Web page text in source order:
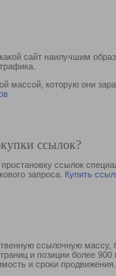
сайт наилучшим
которую они
ссылок?
ссылок
запроса. Купить
ссылочную
и позиции более
и сроки продвижения.